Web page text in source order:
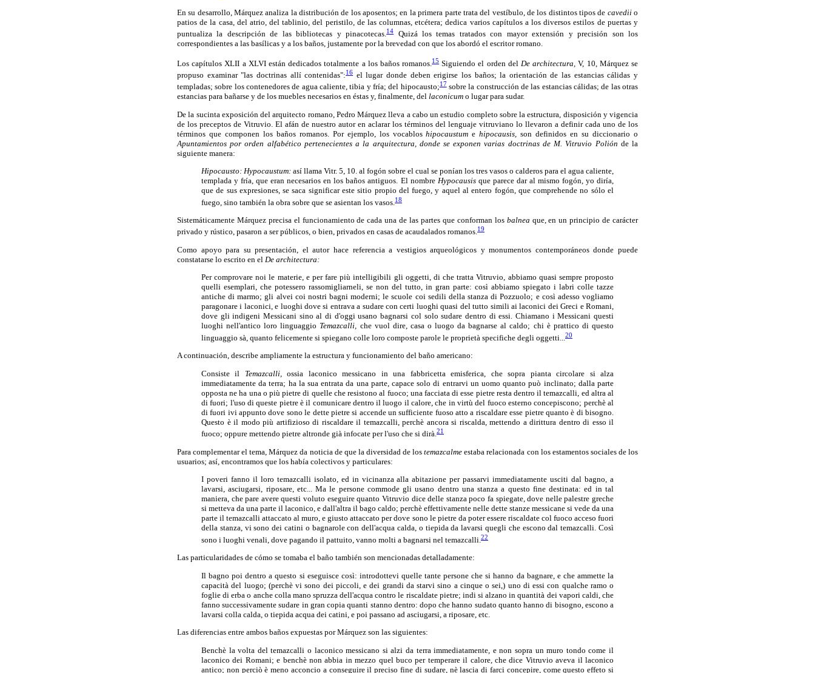
En su desarrollo, Márquez analiza la distribución de los aposentos; en la primera parte trata del vestíbulo, de los distintos tipos de cavediio
patios de la casa, del atrio, del tablinio, del peristilo, de las columnas, etcétera; dedica varios capítulos a los diversos estilos de puertas y
puntualiza la descripción de las bibliotecas y pinacotecas.14Quizá los temas tratados con mayor extensión y precisión son los
correspondientes a las basílicas y a los baños, justamente por la brevedad con que los abordó el escritor romano.
Los capítulos XLII a XLVI están dedicados totalmente a los baños romanos.15Siguiendo el orden del De architectura, V, 10, Márquez se
propuso examinar "las doctrinas allí contenidas":16el lugar donde deben erigirse los baños; la orientación de las estancias cálidas y
templadas; sobre los contenedores de agua caliente, tibia y fría; del hipocausto;17sobre la construcción de las estancias cálidas; de las otras
estancias para bañarse y de los muebles necesarios en éstas y, finalmente, del laconicum o lugar para sudar.
De la sucinta exposición del arquitecto romano, Pedro Márquez lleva a cabo un estudio completo sobre la estructura, disposición y vigencia
de los preceptos de Vitruvio. El afán de nuestro autor en aclarar los términos del lenguaje vitruviano lo llevaron a definir cada uno de los
términos que componen los baños romanos. Por ejemplo, los vocabloshipocaustum ehipocausis, son definidos en su diccionario o
Apuntamientos por orden alfabético pertenecientes a la arquitectura, donde se exponen varias doctrinas de M. Vitruvio Polión de la
siguiente manera:
Hipocausto: Hypocaustum: así llama Vitr. 5, 10. al fogón sobre el cual se ponían los tres vasos o calderos para el agua caliente,
templada y fría, que eran necesarios en los baños antiguos. El nombre Hypocausisque parece dar al mismo fogón, yo diría,
que de sus expresiones, se saca significar este sitio propio del fuego, y aquel al entero fogón, que comprehende no sólo el
fuego, sino también la obra sobre que se asientan los vasos. 18
Sistemáticamente Márquez precisa el funcionamiento de cada una de las partes que conforman los balnea que, en un principio de carácter
privado y rústico, pasaron a ser públicos, o bien, privados en casas de acaudalados romanos.19
Como apoyo para su presentación, el autor hace referencia a vestigios arqueológicos y monumentos contemporáneos donde puede
constatarse lo escrito en el De architectura:
Per comprovare noi le materie, e per fare più intelligibili gli oggetti, di che tratta Vitruvio, abbiamo quasi sempre proposto
quelli esemplari, che potessero rassomigliarneli, se non del tutto, in gran parte: così abbiamo spiegato i labri colle tazze
antiche di marmo; gli alvei coi nostri bagni moderni; le scuole coi sedili della stanza di Pozzuolo; e così adesso vogliamo
paragonare i laconici, e luoghi dove si entrava a sudare con certi luoghi quasi del tutto simili ai laconici dei Greci e Romani,
dove gli indigeni Messicani sino al di d'oggi usano bagnarsi col solo sudare dentro di essi. Chiamano i Messicani questi
luoghi nell'antico loro linguaggio Temazcalli, che vuol dire, casa o luogo da bagnarse al caldo; chi è prattico di questo
linguaggio sà, quanto felicemente si spiegano colle loro composte parole le proprietà specifiche degli oggetti...
20
A continuación, describe ampliamente la estructura y funcionamiento del baño americano:
Consiste il Temazcalli,
ossia laconico messicano in una fabbricetta emisferica, che sopra pianta circolare si alza
immediatamente da terra; ha la sua entrata da una parte, capace solo di entrarvi un uomo quanto può inclinato; dalla parte
opposta ne ha una o più pietre di quelle che resistono al fuoco; una facciata di esse pietre resta dentro il temazcalli, ed altra al
di fuori; l'uso di queste pietre è il comunicare dentro il luogo il calore, che in virtù del fuoco esterno concepiscono; perchè al
di fuori ivi appunto dove sono le dette pietre si accende un sufficiente fuoso atto a riscaldare esse pietre quanto è di bisogno.
Questo è il modo più artifizioso di riscaldare il temazcalli, perchè ancora si riscalda, mettendo a dirittura dentro di esso il
fuoco; oppure mettendo pietre altronde già infocate per l'uso che si dirà.21
Para complementar el tema, Márquez da noticia de que la diversidad de lostemazcalme estaba relacionada con los estamentos sociales de los
usuarios; así, encontramos que los había colectivos y particulares:
I poveri fanno il loro temazcalli isolato, ed in vicinanza alla abitazione per passarvi immediatamente usciti dal bagno, a
lavarsi, asciugarsi, riposare, etc... Ma le persone commode gli usano dentro una stanza a questo fine destinata: ed in tal
maniera, che pare avere questi voluto eseguire quanto Vitruvio dice delle stanza poco fa spiegate, dove nelle palestre greche
si metteva da una parte il laconico, e dall'altra il bago caldo; perchè effettivamente nelle dette stanze messicane si vede da una
parte il temazcalli attaccato al muro, e giusto attaccato per dove sono le pietre da poter essere riscaldate col fuoco acceso fuori
della stanza, vi sono dei catini o bagnarole con dell'acqua calda, o tiepida da lavarsi quegli che escono dal temazcalli. Così
sono i luoghi venali, dove pagando il pattuito, vanno molti a bagnarsi nel temazcalli. 22
Las particularidades de cómo se tomaba el baño también son mencionadas detalladamente:
Il bagno poi dentro a questo si eseguisce così: introdottevi quelle tante persone che si hanno da bagnare, e che ammette la
capacità del luogo; (perchè vi sono dei piccoli, e dei grandi da starvi sino a cinque o sei,) uno di essi con qualche ramo o
foglie di erba o anche colla mano spruzza dell'acqua contro le riscaldate pietre; indi si alzano in quantità dei vapori caldi, che
fanno successivamente sudare in gran copia quanti stanno dentro: dopo che hanno sudato quanto hanno di bisogno, escono a
lavarsi colla calda, o tiepida acqua dei catini, e poi passano ad asciugarsi, a riposare, etc.
Las diferencias entre ambos baños expuestas por Márquez son las siguientes:
Benchè la volta del temazcalli o laconico messicano si alzi da terra immediatamente, e non sopra un muro tondo come il
laconico dei Romani; e benchè non abbia in mezzo quel buco per temperare il calore, che dice Vitruvio aveva il laconico
antico; non perciò è meno acconcio a conseguire il preciso fine di sudare, nè lascia di farci concepire, come questo effeto si